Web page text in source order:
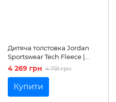
Дитяча толстовка Jordan
Sportswear Tech Fleece |
HV8695-063
4 269 грн 4 791 грн
Купити